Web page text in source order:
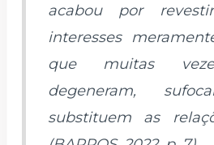
acabou por
interesses
que muitas
degeneram,
substituem as